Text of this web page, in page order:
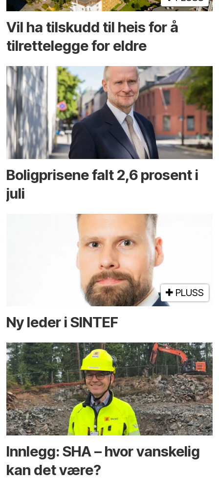
Vil ha tilskudd til heis for å
tilrettelegge for eldre
Boligprisene falt 2,6 prosent i
juli
PLUSS
Ny leder i SINTEF
Innlegg: SHA – hvor vanskelig
kan det være?